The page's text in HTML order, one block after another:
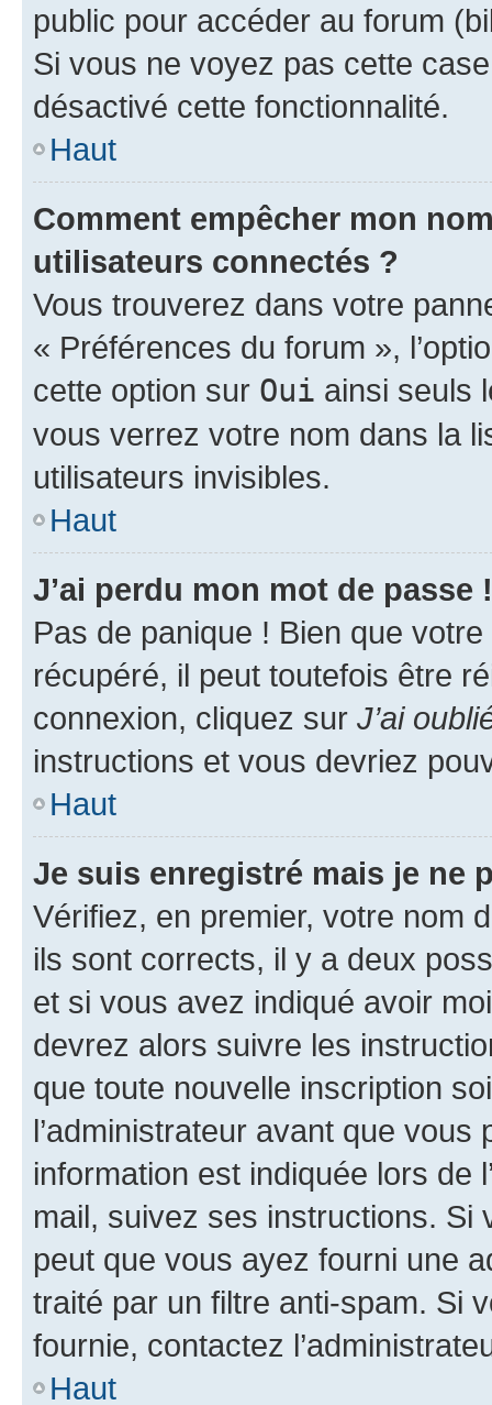
public pour accéder au forum
Si vous ne voyez pas cette
désactivé cette fonctionnalité.
Haut
Comment empêcher mon
utilisateurs connectés ?
Vous trouverez dans votre
« Préférences du forum »,
cette option sur Oui ainsi seuls
vous verrez votre nom dans la
utilisateurs invisibles.
Haut
J’ai perdu mon mot de passe !
Pas de panique ! Bien que
récupéré, il peut toutefois être
connexion, cliquez sur J’ai
instructions et vous devriez
Haut
Je suis enregistré mais je ne
Vérifiez, en premier, votre nom
ils sont corrects, il y a deux
et si vous avez indiqué avoir
devrez alors suivre les
que toute nouvelle inscription
l’administrateur avant que
information est indiquée lors de
mail, suivez ses instructions. Si
peut que vous ayez fourni une
traité par un filtre anti-spam. Si
fournie, contactez
Haut